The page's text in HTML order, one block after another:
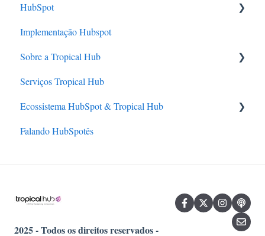
HubSpot
Sobre a HubSpot
Principais soluções
Planos e Funcionalidades
Benefícios para seu negócio
Implementação Hubspot
Sobre a Tropical Hub
Quem somos
Nossa história
Diferenciais e certificações
Serviços Tropical Hub
Ecossistema HubSpot & Tropical Hub
Parceria oficial
Cases de Sucesso
Falando HubSpotês
2025 - Todos os direitos reservados -